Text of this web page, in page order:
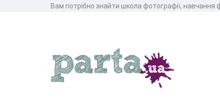
Вам потрібно знайти школа фотографії,